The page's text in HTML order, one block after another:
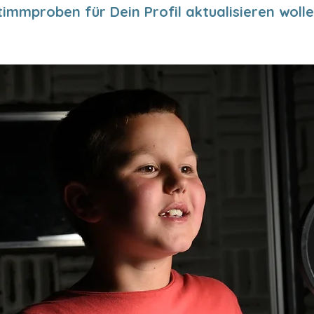
für Dein Profil aktualisieren